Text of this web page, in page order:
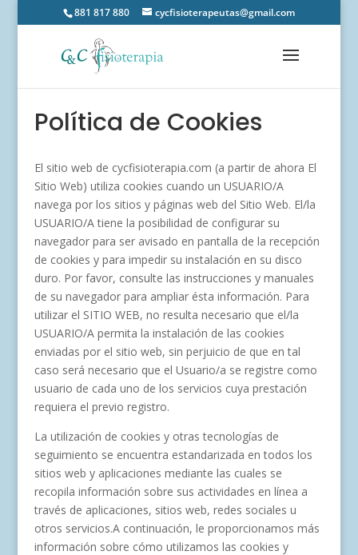
881 817 880 cycfisioterapeutas@gmail.com
Política de Cookies
El sitio web de cycfisioterapia.com (a partir de ahora El
Sitio Web) utiliza cookies cuando un USUARIO/A
navega por los sitios y páginas web del Sitio Web. El/la
USUARIO/A tiene la posibilidad de configurar su
navegador para ser avisado en pantalla de la recepción
de cookies y para impedir su instalación en su disco
duro. Por favor, consulte las instrucciones y manuales
de su navegador para ampliar ésta información. Para
utilizar el SITIO WEB, no resulta necesario que el/la
USUARIO/A permita la instalación de las cookies
enviadas por el sitio web, sin perjuicio de que en tal
caso será necesario que el Usuario/a se registre como
usuario de cada uno de los servicios cuya prestación
requiera el previo registro.
La utilización de cookies y otras tecnologías de
seguimiento se encuentra estandarizada en todos los
sitios web y aplicaciones mediante las cuales se
recopila información sobre sus actividades en línea a
través de aplicaciones, sitios web, redes sociales u
otros servicios.A continuación, le proporcionamos más
información sobre cómo utilizamos las cookies y